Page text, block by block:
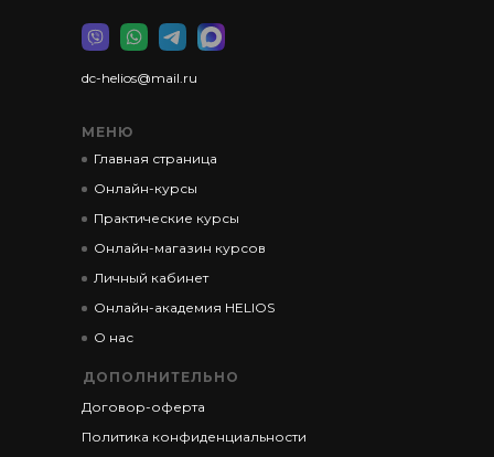
ДОПОЛНИТЕЛЬНО
Договор-оферта
Политика конфиденциальности
Главная страница
Онлайн-курсы
Практические курсы
Личный кабинет
Онлайн-академия HELIOS
МЕНЮ
dc-helios@mail.ru
Онлайн-магазин курсов
О нас